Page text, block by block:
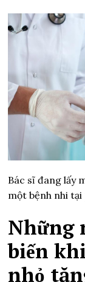
Bác sĩ đang lấy
một bệnh nhi tại
Những
biến
nhỏ